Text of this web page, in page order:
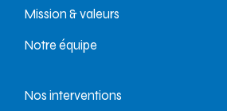
Mission & valeurs
Notre équipe
Nos interventions